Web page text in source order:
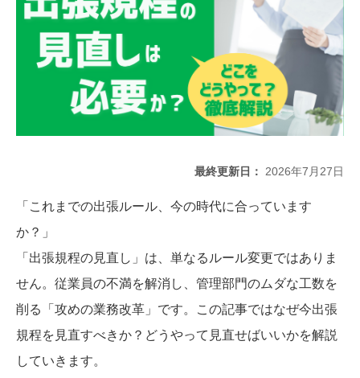
最終更新日： 2026年7月27日
「これまでの出張ルール、今の時代に合っています
か？」
「出張規程の見直し」は、単なるルール変更ではありま
せん。従業員の不満を解消し、管理部門のムダな工数を
削る「攻めの業務改革」です。この記事ではなぜ今出張
規程を見直すべきか？どうやって見直せばいいかを解説
していきます。